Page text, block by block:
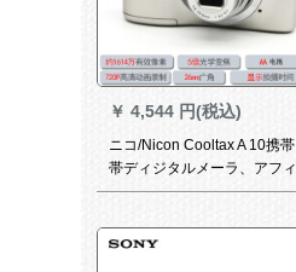
￥ 4,544 円(税込)
ニコ/Nicon Cooltax A 10携帯
帯ディジタルメーラ、アフィ
ス/家庭用カールメット3